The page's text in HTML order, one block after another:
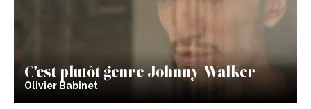
C’est plutôt genre Johnny Walker
Olivier Babinet